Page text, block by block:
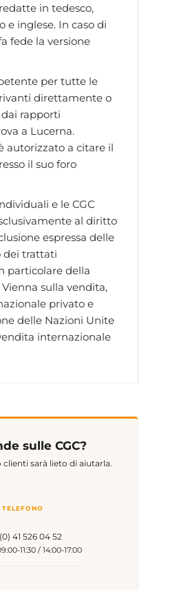
in tedesco,
e inglese. In caso di
fede la versione
per tutte le
direttamente o
rapporti
a Lucerna.
autorizzato a citare il
il suo foro
e le CGC
al diritto
espressa delle
dei trattati
particolare della
sulla vendita,
privato e
delle Nazioni Unite
internazionale
sulle CGC?
clienti sarà lieto di aiutarla.
TELEFONO
41 526 04 52
11:30 / 14:00-17:00